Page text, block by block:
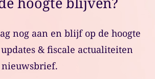
nog aan en blijf op de hoogte
& fiscale actualiteiten
nieuwsbrief.